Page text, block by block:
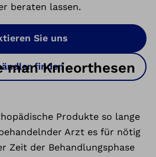
beraten lassen.
Sie uns
finden
man Knieorthesen
Produkte so lange
Arzt es für nötig
Zeit der Behandlungsphase